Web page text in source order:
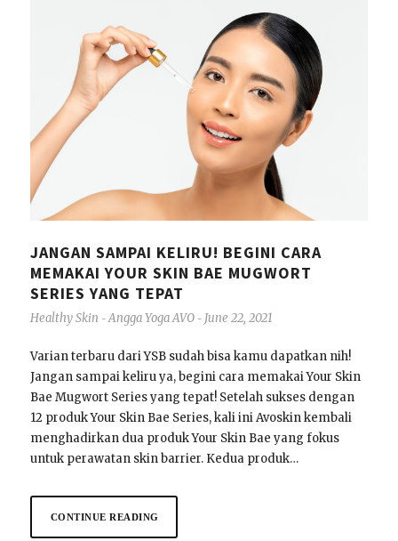
JANGAN SAMPAI KELIRU! BEGINI CARA
MEMAKAI YOUR SKIN BAE MUGWORT
SERIES YANG TEPAT
Healthy Skin - Angga Yoga AVO - June 22, 2021
Varian terbaru dari YSB sudah bisa kamu dapatkan nih!
Jangan sampai keliru ya, begini cara memakai Your Skin
Bae Mugwort Series yang tepat! Setelah sukses dengan
12 produk Your Skin Bae Series, kali ini Avoskin kembali
menghadirkan dua produk Your Skin Bae yang fokus
untuk perawatan skin barrier. Kedua produk…
CONTINUE READING